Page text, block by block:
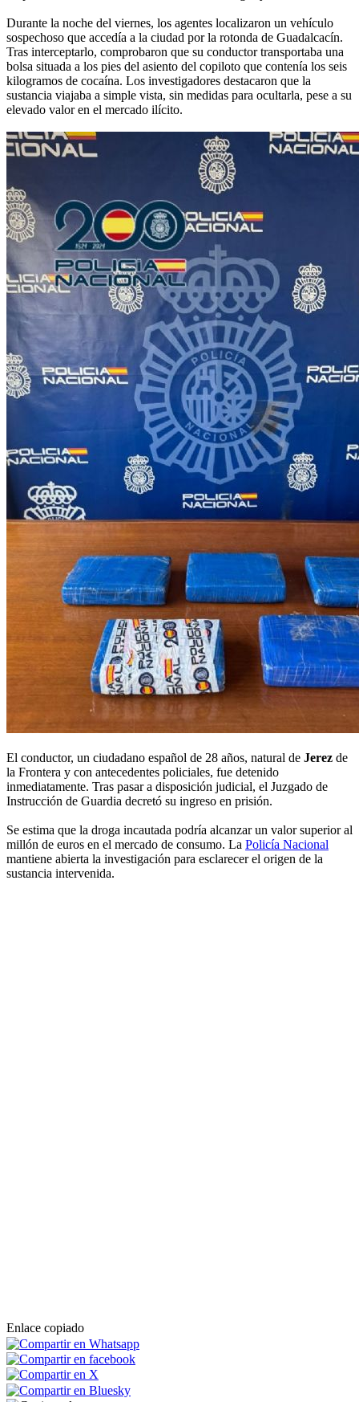
Durante la noche del viernes, los agentes localizaron un vehículo
sospechoso que accedía a la ciudad por la rotonda de Guadalcacín.
Tras interceptarlo, comprobaron que su conductor transportaba una
bolsa situada a los pies del asiento del copiloto que contenía los seis
kilogramos de cocaína. Los investigadores destacaron que la
sustancia viajaba a simple vista, sin medidas para ocultarla, pese a su
elevado valor en el mercado ilícito.
El conductor, un ciudadano español de 28 años, natural de Jerez de
la Frontera y con antecedentes policiales, fue detenido
inmediatamente. Tras pasar a disposición judicial, el Juzgado de
Instrucción de Guardia decretó su ingreso en prisión.
Se estima que la droga incautada podría alcanzar un valor superior al
millón de euros en el mercado de consumo. La Policía Nacional
mantiene abierta la investigación para esclarecer el origen de la
sustancia intervenida.
Enlace copiado